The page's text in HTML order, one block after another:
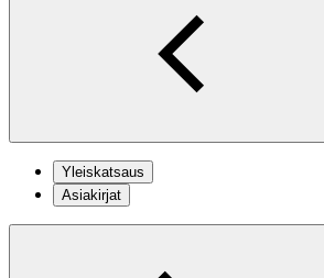
Yleiskatsaus
Asiakirjat